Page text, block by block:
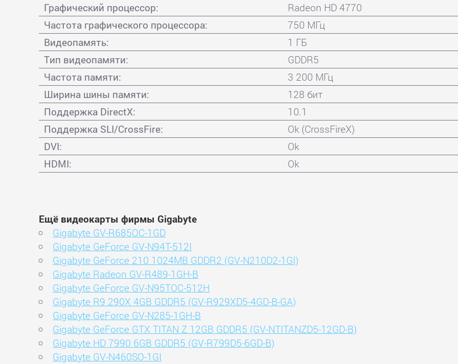
Графический процессор:
Radeon HD 4770
Частота графического процессора:
750 МГц
Видеопамять:
1 ГБ
Тип видеопамяти:
GDDR5
Частота памяти:
3 200 МГц
Ширина шины памяти:
128 бит
Поддержка DirectX:
10.1
Поддержка SLI/CrossFire:
Ok (CrossFireX)
DVI:
Ok
HDMI:
Ok
Ещё видеокарты фирмы Gigabyte
Gigabyte GV-R685OC-1GD
Gigabyte GeForce GV-N94T-512I
Gigabyte GeForce 210 1024MB GDDR2 (GV-N210D2-1GI)
Gigabyte Radeon GV-R489-1GH-B
Gigabyte GeForce GV-N95TOC-512H
Gigabyte R9 290X 4GB GDDR5 (GV-R929XD5-4GD-B-GA)
Gigabyte GeForce GV-N285-1GH-B
Gigabyte GeForce GTX TITAN Z 12GB GDDR5 (GV-NTITANZD5-12GD-B)
Gigabyte HD 7990 6GB GDDR5 (GV-R799D5-6GD-B)
Gigabyte GV-N460SO-1GI